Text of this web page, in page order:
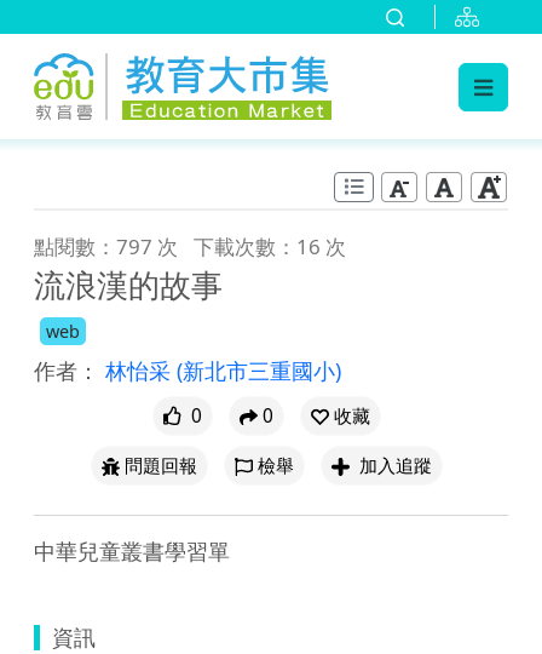
點閱數：797 次 下載次數：16 次
流浪漢的故事
web
作者： 林怡采 (新北市三重國小)
0 0
收藏
問題回報
檢舉 加入追蹤
中華兒童叢書學習單
資訊